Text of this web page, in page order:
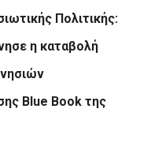
Πολιτικής:
η καταβολή
Blue Book της